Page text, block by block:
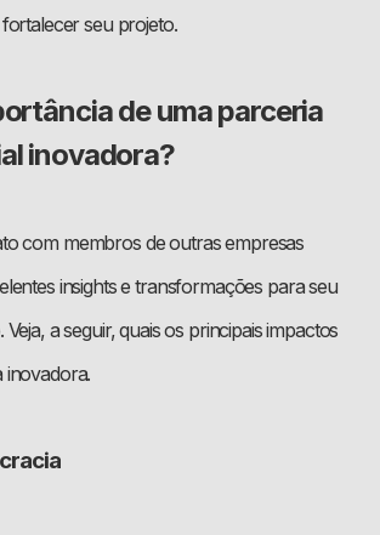
seu projeto.
de uma parceria
inovadora?
com membros de outras empresas
insights e transformações para seu
a seguir, quais os principais impactos
inovadora.